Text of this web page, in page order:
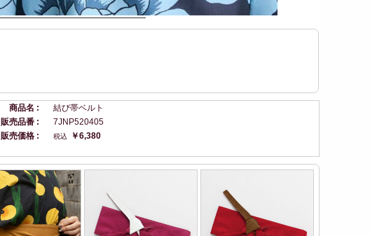
商品名 :
結び帯ベルト
販売品番 :
7JNP520405
販売価格 :
￥6,380